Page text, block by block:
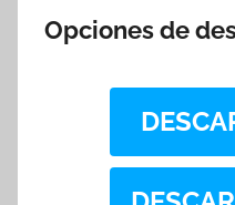
Opciones de